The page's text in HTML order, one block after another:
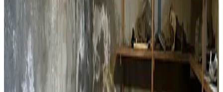
Lejlighedsventilation
Decentral ventilation til lejligheder og etageejendomme i
Silkeborg. Perfekt til boligforeninger og enkeltlejligheder
med fugtproblemer.